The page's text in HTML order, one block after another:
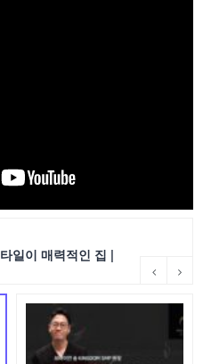
일이 매력적인 집 |